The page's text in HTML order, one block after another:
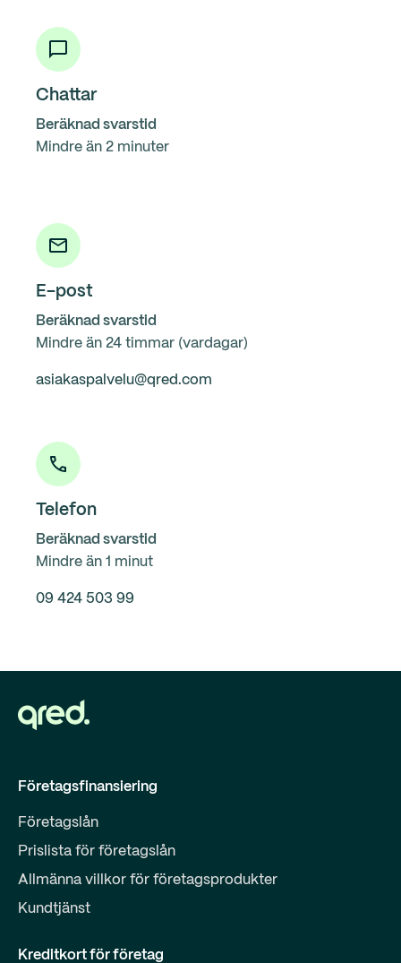
Chattar
Beräknad svarstid
Mindre än 2 minuter
E-post
Beräknad svarstid
Mindre än 24 timmar (vardagar)
asiakaspalvelu@qred.com
Telefon
Beräknad svarstid
Mindre än 1 minut
09 424 503 99
Företagsfinansiering
Företagslån
Prislista för företagslån
Allmänna villkor för företagsprodukter
Kundtjänst
Kreditkort för företag